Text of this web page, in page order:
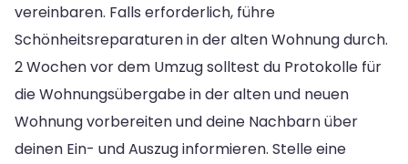
vereinbaren. Falls erforderlich, führe
Schönheitsreparaturen in der alten Wohnung durch.
2 Wochen vor dem Umzug solltest du Protokolle für
die Wohnungsübergabe in der alten und neuen
Wohnung vorbereiten und deine Nachbarn über
deinen Ein- und Auszug informieren. Stelle eine